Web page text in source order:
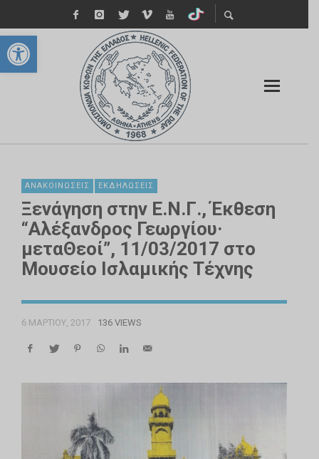
Ανοίξτε τη γραμμή εργαλείων
ΑΝΑΚΟΙΝΏΣΕΙΣ ΕΚΔΗΛΏΣΕΙΣ
Ξενάγηση στην Ε.Ν.Γ., Έκθεση
“Αλέξανδρος Γεωργίου·
μεταΘεοί”, 11/03/2017 στο
Μουσείο Ισλαμικής Τέχνης
6 ΜΑΡΤΊΟΥ, 2017 136 VIEWS